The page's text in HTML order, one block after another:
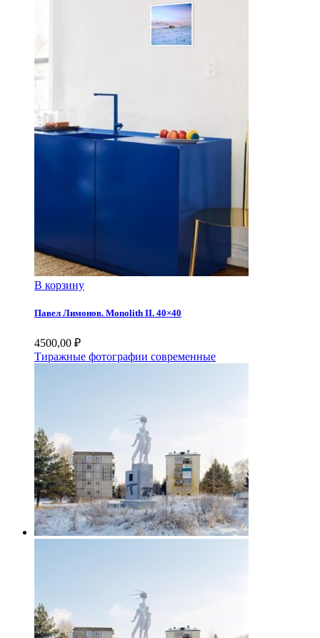
В корзину
Павел Лимонов. Monolith II. 40×40
4500,00 ₽
Тиражные фотографии современные